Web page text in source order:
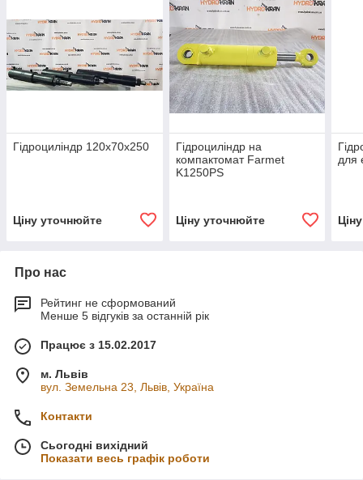
Гідроциліндр 120х70х250
Ціну уточнюйте
Гідроциліндр на
компактомат Farmet
K1250PS
Ціну уточнюйте
для
Про нас
Рейтинг не сформований
Менше 5 відгуків за останній рік
Працює з 15.02.2017
м. Львів
вул. Земельна 23, Львів, Україна
Контакти
Сьогодні вихідний
Показати весь графік роботи